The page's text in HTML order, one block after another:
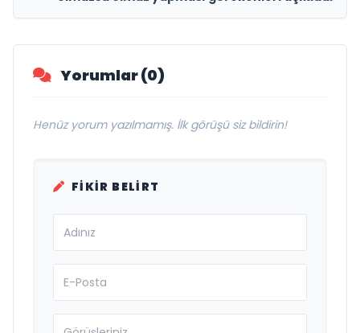
Yorumlar (0)
Henüz yorum yazılmamış. İlk görüşü siz bildirin!
FIKIR BELIRT